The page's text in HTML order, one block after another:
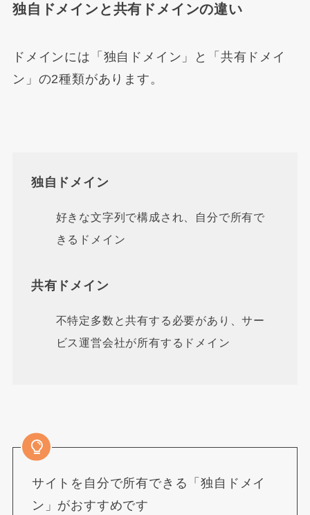
独自ドメインと共有ドメインの違い
ドメインには「独自ドメイン」と「共有ドメイ
ン」の2種類があります。
独自ドメイン
好きな文字列で構成され、自分で所有で
きるドメイン
共有ドメイン
不特定多数と共有する必要があり、サー
ビス運営会社が所有するドメイン
サイトを自分で所有できる「独自ドメイ
ン」がおすすめです